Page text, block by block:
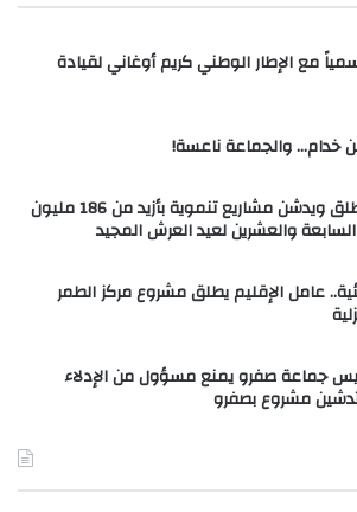
مع الإطار الوطني كريم أوغاني لقيادة
خدام… والجماعة ناعسة!
عامل إقليم صفرو يطلق ويدشن مشاريع تنموية بأزيد من 186 مليون
والعشرين لعيد العرش المجيد
عامل الإقليم يطلق مشروع مركز الطمر
جماعة صفرو يمنع مسؤول من الإدلاء
مشروع بصفرو